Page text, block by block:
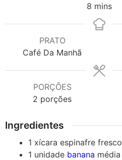
8 minutes
mins
PRATO
Café Da Manhã
PORÇÕES
2 porções
Ingredientes
1 xícara espinafre fresco
1 unidade banana média